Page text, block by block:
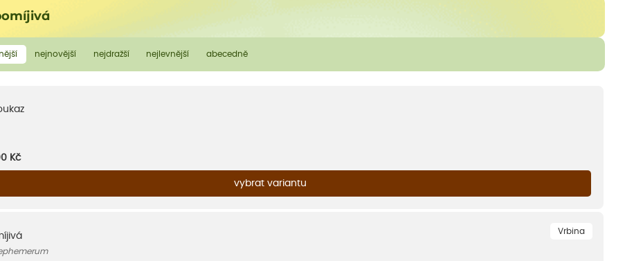
nejnovější nejdražší nejlevnější abecedně
Kč
vybrat variantu
Vrbina